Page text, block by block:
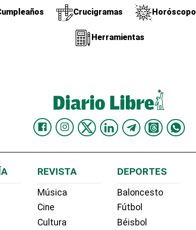
Crucigramas Horóscopo
Herramientas
REVISTA
Música
Cine
Cultura
DEPORTES
Baloncesto
Fútbol
Béisbol